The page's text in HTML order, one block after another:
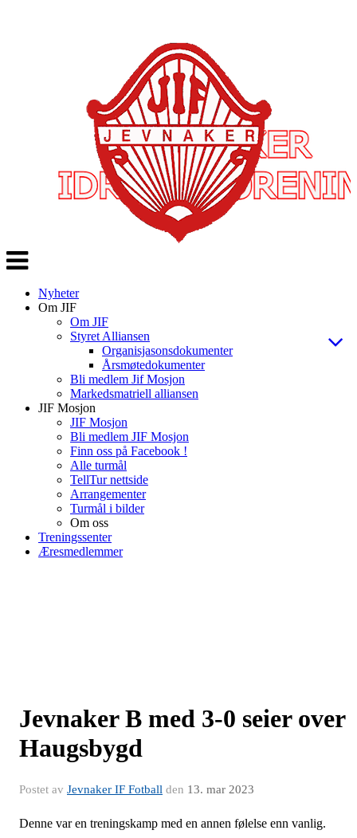
Veksle
navigasjon
Nyheter
Om JIF
Om JIF
Styret Alliansen
Organisjasonsdokumenter
Årsmøtedokumenter
Bli medlem Jif Mosjon
Markedsmatriell alliansen
JIF Mosjon
JIF Mosjon
Bli medlem JIF Mosjon
Finn oss på Facebook !
Alle turmål
TellTur nettside
Arrangementer
Turmål i bilder
Om oss
Treningssenter
Æresmedlemmer
Jevnaker B med 3-0 seier over
Haugsbygd
Postet av Jevnaker IF Fotball den 13. mar 2023
Denne var en treningskamp med en annen følelse enn vanlig.